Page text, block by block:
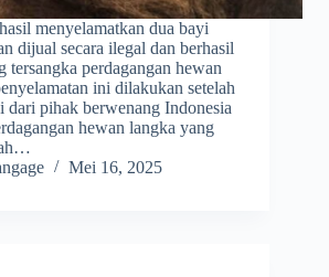
menyelamatkan dua bayi
dijual secara ilegal dan berhasil
tersangka perdagangan hewan
ini dilakukan setelah
dari pihak berwenang Indonesia
hewan langka yang
Mei 16, 2025